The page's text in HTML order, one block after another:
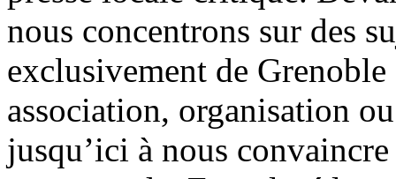
nous concentrons sur des
exclusivement de
association, organisation
jusqu’ici à nous